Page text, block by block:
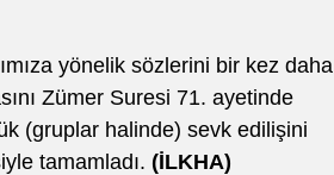
yönelik sözlerini bir kez daha
Zümer Suresi 71. ayetinde
(gruplar halinde) sevk edilişini
tamamladı. (İLKHA)